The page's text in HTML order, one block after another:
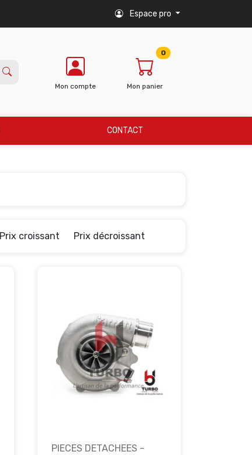
Espace pro
Mon compte Mon panier
0
CONTACT
Prix croissant Prix décroissant
PIECES DETACHEES -